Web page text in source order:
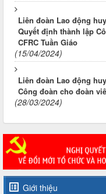
Liên đoàn Lao động
Quyết định thành lập
CFRC Tuần Giáo
(15/04/2024)
Liên đoàn Lao động
Công đoàn cho đoàn
(28/03/2024)
Giới thiệu